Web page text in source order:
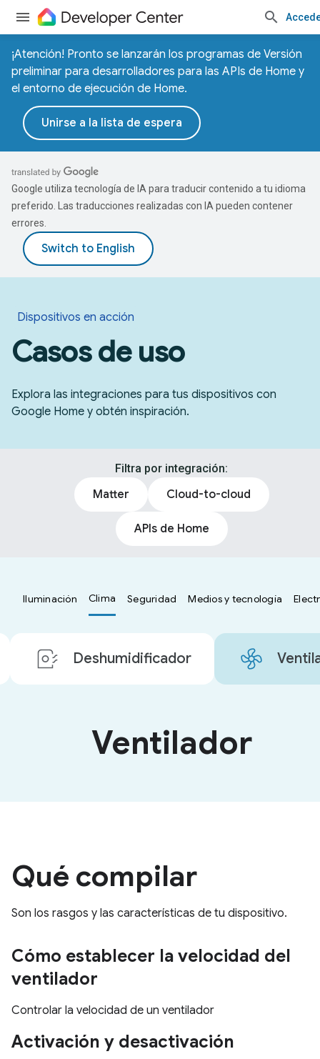
¡Atención! Pronto se lanzarán los programas de Versión
preliminar para desarrolladores para las APIs de Home y
el entorno de ejecución de Home.
Unirse a la lista de espera
Google utiliza tecnología de IA para traducir contenido a tu idioma
preferido. Las traducciones realizadas con IA pueden contener
errores.
Dispositivos en acción
Casos de uso
Explora las integraciones para tus dispositivos con
Google Home y obtén inspiración.